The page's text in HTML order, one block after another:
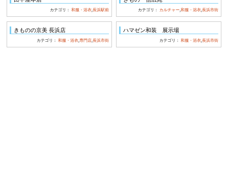
カテゴリ：和服・浴衣,長浜駅前 カテゴリ： カルチャー,和服・浴衣,長浜市街
きものの京美 長浜店
カテゴリ：和服・浴衣,専門店,長浜市街
ハマゼン和装 展示場
カテゴリ：和服・浴衣,長浜市街